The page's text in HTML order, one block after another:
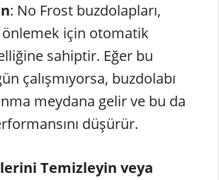
: No Frost buzdolapları,
önlemek için otomatik
sahiptir. Eğer bu
çalışmıyorsa, buzdolabı
meydana gelir ve bu da
düşürür.
Temizleyin veya